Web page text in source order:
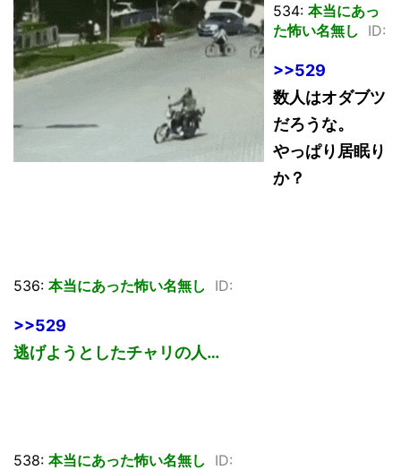
534: 本当にあっ
た怖い名無し
ID:
>>529
数人はオダブツ
だろうな。
やっぱり居眠り
か？
536: 本当にあった怖い名無し ID:
>>529
逃げようとしたチャリの人…
538: 本当にあった怖い名無し ID: